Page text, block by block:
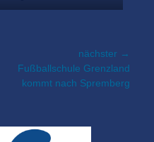
nächster →
nächster
Beitrag:
Fußballschule Grenzland
kommt nach Spremberg